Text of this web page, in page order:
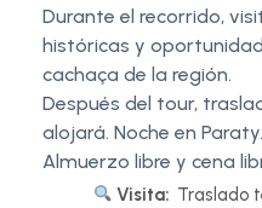
Durante el recorrido,
históricas y
cachaça de la región.
Después del tour,
alojará. Noche en Paraty.
Almuerzo libre y cena
Visita: Traslado